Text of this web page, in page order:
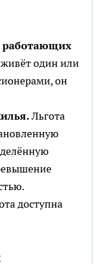
работающих
один или
он
Льгота
доступна